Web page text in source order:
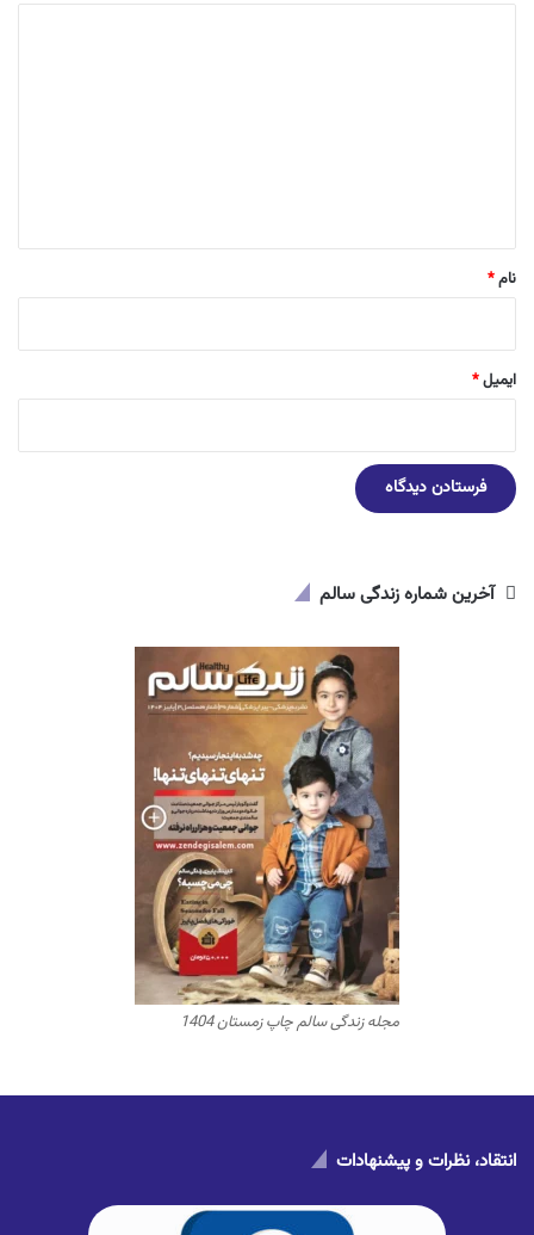
نام*
ایمیل*
آخرین شماره زندگی سالم
مجله زندگی سالم چاپ زمستان 1404
انتقاد، نظرات و پیشنهادات